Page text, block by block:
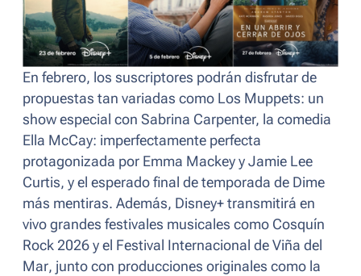
En febrero, los suscriptores podrán disfrutar de
propuestas tan variadas como Los Muppets: un
show especial con Sabrina Carpenter, la comedia
Ella McCay: imperfectamente perfecta
protagonizada por Emma Mackey y Jamie Lee
Curtis, y el esperado final de temporada de Dime
más mentiras. Además, Disney+ transmitirá en
vivo grandes festivales musicales como Cosquín
Rock 2026 y el Festival Internacional de Viña del
Mar, junto con producciones originales como la